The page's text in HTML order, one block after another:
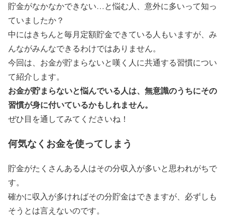
貯金がなかなかできない…と悩む人、意外に多いって知っ
ていましたか？
中にはきちんと毎月定額貯金できている人もいますが、み
んながみんなできるわけではありません。
今回は、お金が貯まらないと嘆く人に共通する習慣につい
て紹介します。
お金が貯まらないと悩んでいる人は、無意識のうちにその
習慣が身に付いているかもしれません。
ぜひ目を通してみてくださいね！
何気なくお金を使ってしまう
貯金がたくさんある人はその分収入が多いと思われがちで
す。
確かに収入が多ければその分貯金はできますが、必ずしも
そうとは言えないのです。